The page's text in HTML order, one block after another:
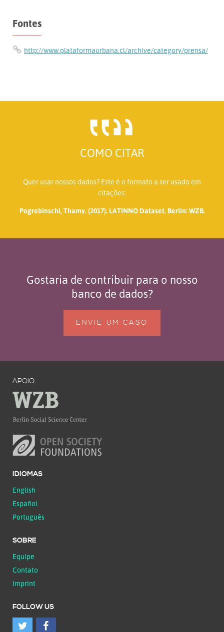
Fontes
http://www.plataformaurbana.cl/archive/category/prensa/
COMO CITAR
Quer usar nossos dados? Este é o formato a ser usado em
citações:
Pogrebinschi, Thamy. (2017). LATINNO Dataset. Berlin: WZB.
Gostaria de contribuir para o nosso
banco de dados?
ENVIE UM CASO
APOIO:
IDIOMAS
English
Español
Português
SOBRE
Equipe
Contato
Imprint
FOLLOW US